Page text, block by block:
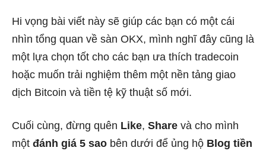
Hi vọng bài viết này sẽ giúp các bạn có một cái
nhìn tổng quan về sàn OKX, mình nghĩ đây cũng là
một lựa chọn tốt cho các bạn ưa thích tradecoin
hoặc muốn trải nghiệm thêm một nền tảng giao
dịch Bitcoin và tiền tệ kỹ thuật số mới.
Cuối cùng, đừng quên Like, Share và cho mình
một đánh giá 5 sao bên dưới để ủng hộ Blog tiền